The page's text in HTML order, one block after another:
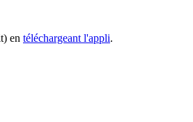
en téléchargeant l'appli.